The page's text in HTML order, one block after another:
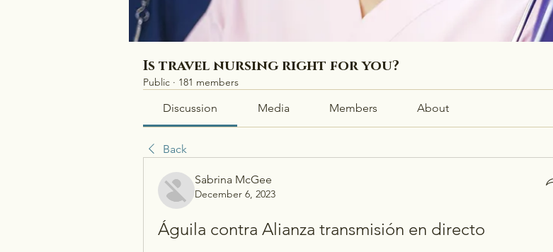
Is travel nursing right for you?
Public · 181 members
Discussion Media Members About
Back
Sabrina McGee
December 6, 2023
Águila contra Alianza transmisión en directo